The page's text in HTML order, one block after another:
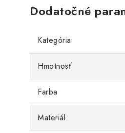
Dodatočné
Kategória
Hmotnosť
Farba
Materiál